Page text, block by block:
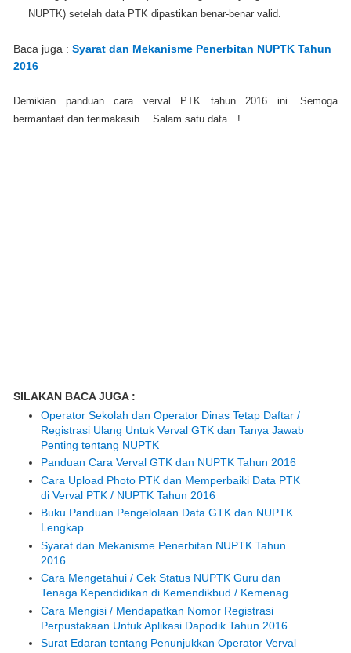
NUPTK) setelah data PTK dipastikan benar-benar valid.
Baca juga : Syarat dan Mekanisme Penerbitan NUPTK Tahun
2016
Demikian panduan cara verval PTK tahun 2016 ini. Semoga
bermanfaat dan terimakasih… Salam satu data…!
SILAKAN BACA JUGA :
Operator Sekolah dan Operator Dinas Tetap Daftar /
Registrasi Ulang Untuk Verval GTK dan Tanya Jawab
Penting tentang NUPTK
Panduan Cara Verval GTK dan NUPTK Tahun 2016
Cara Upload Photo PTK dan Memperbaiki Data PTK
di Verval PTK / NUPTK Tahun 2016
Buku Panduan Pengelolaan Data GTK dan NUPTK
Lengkap
Syarat dan Mekanisme Penerbitan NUPTK Tahun
2016
Cara Mengetahui / Cek Status NUPTK Guru dan
Tenaga Kependidikan di Kemendikbud / Kemenag
Cara Mengisi / Mendapatkan Nomor Registrasi
Perpustakaan Untuk Aplikasi Dapodik Tahun 2016
Surat Edaran tentang Penunjukkan Operator Verval